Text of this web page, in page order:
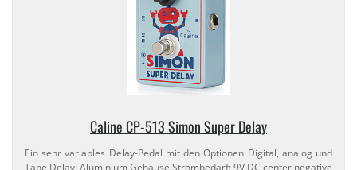
Caline CP-​513 Simon Super Delay
Ein sehr variables Delay-​Pedal mit den Optionen Digital, analog und
Tape Delay. Aluminium Gehäuse Strombedarf: 9V DC center negative